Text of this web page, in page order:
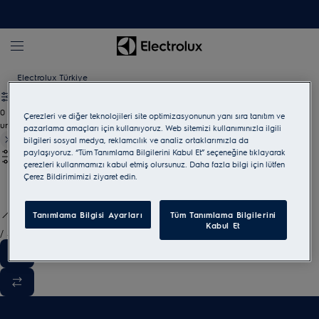
Electrolux Türkiye
0
undefined
/ 3
Çerezleri ve diğer teknolojileri site optimizasyonunun yanı sıra tanıtım ve
pazarlama amaçları için kullanıyoruz. Web sitemizi kullanımınızla ilgili
bilgileri sosyal medya, reklamcılık ve analiz ortaklarımızla da
paylaşıyoruz. “Tüm Tanımlama Bilgilerini Kabul Et” seçeneğine tıklayarak
çerezleri kullanmamızı kabul etmiş olursunuz. Daha fazla bilgi için lütfen
Çerez Bildirimimizi ziyaret edin.
Tanımlama Bilgisi Ayarları
Tüm Tanımlama Bilgilerini
Kabul Et